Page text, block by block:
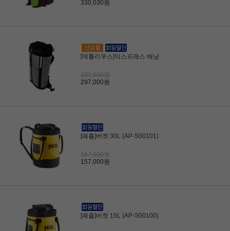
330,030원
[메톨리우스]익스프레스 배낭
330,000원
297,000원
[페츨]버켓 30L (AP-S00101)
157,000원
157,000원
[페츨]버켓 15L (AP-S00100)